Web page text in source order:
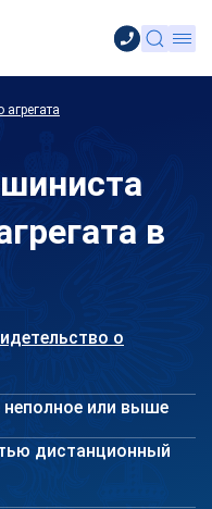
в
о
неполное или выше
дистанционный